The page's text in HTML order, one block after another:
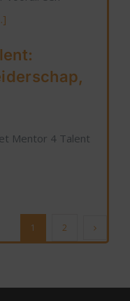
Mentor 4 Talent
1 2